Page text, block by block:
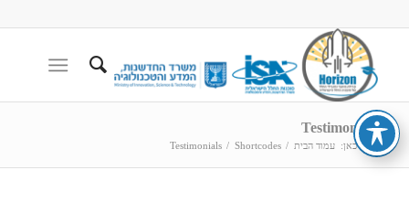
Testimonials
הנך כאן: עמוד הבית /
Shortcodes
/
Testimonials